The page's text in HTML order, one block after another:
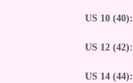
US 10 (40):
US 12 (42):
US 14 (44):